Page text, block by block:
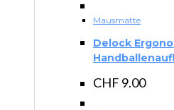
Mausmatte
Delock
CHF 9.00